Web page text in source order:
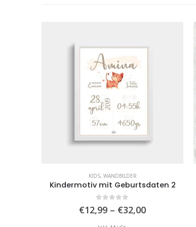
KIDS, WANDBILDER
Kindermotiv mit Geburtsdaten 2
€12,99 – €32,00Preisspanne: